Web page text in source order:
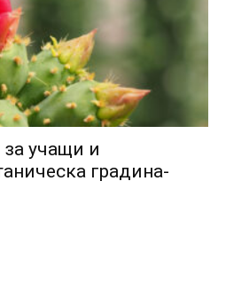
учащи и
градина-